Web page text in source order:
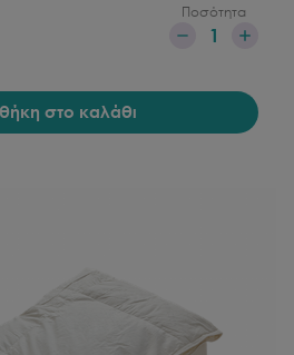
Ποσότητα
1
στο καλάθι